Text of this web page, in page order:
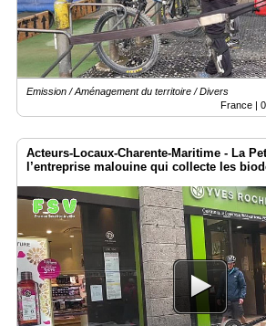
Emission / Aménagement du territoire / Divers
France |
Acteurs-Locaux-Charente-Maritime - La
l’entreprise malouine qui collecte les